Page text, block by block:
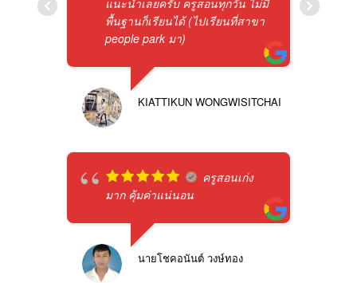
พื้นฐานก็เรียนได้ (ไปเรียนที่สาขา
people park มา)
KIATTIKUN WONGWISITCHAI
ครูสอนเก่ง
มาก คุ้มค่าแน่นอน
นายโชคอนันต์ วงษ์ทอง